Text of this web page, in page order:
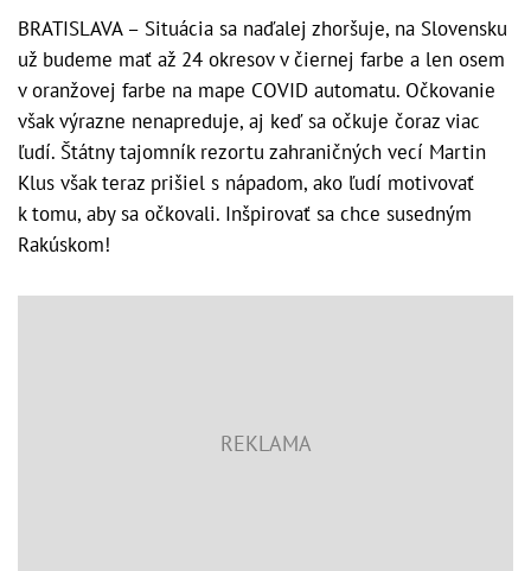
BRATISLAVA – Situácia sa naďalej zhoršuje, na Slovensku
už budeme mať až 24 okresov v čiernej farbe a len osem
v oranžovej farbe na mape COVID automatu. Očkovanie
však výrazne nenapreduje, aj keď sa očkuje čoraz viac
ľudí. Štátny tajomník rezortu zahraničných vecí Martin
Klus však teraz prišiel s nápadom, ako ľudí motivovať
k tomu, aby sa očkovali. Inšpirovať sa chce susedným
Rakúskom!